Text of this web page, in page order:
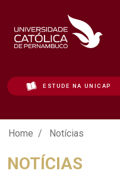
ESTUDE NA UNICAP
Notícias - Unicap
Home Notícias
NOTÍCIAS